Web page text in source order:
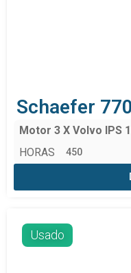
Schaefer 770
Motor 3 X Volvo IPS
HORAS
450
Usado